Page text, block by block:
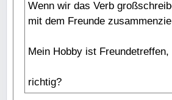
Wenn wir das Verb
mit dem Freunde
Mein Hobby ist Freundetreffen,
richtig?